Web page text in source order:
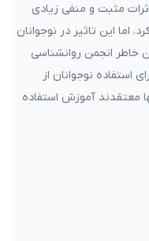
مثبت و منفی زیادی
اما این تاثیر در نوجوانان
خاطر انجمن روانشناسی
شامل ۱۰ توصیه برای استفاده نوجوانان از
معتقدند آموزش استفاده